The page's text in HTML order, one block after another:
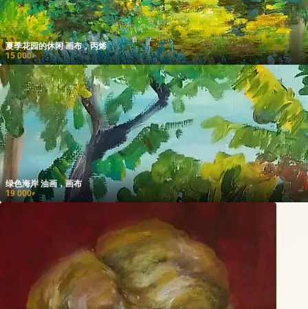
夏季花园的休闲 画布，丙烯
15 000₽
绿色海岸 油画，画布
19 000₽